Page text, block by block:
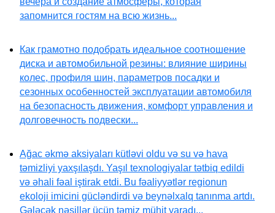
запомнится гостям на всю жизнь...
Как грамотно подобрать идеальное соотношение
диска и автомобильной резины: влияние ширины
колес, профиля шин, параметров посадки и
сезонных особенностей эксплуатации автомобиля
на безопасность движения, комфорт управления и
долговечность подвески...
Ağac əkmə aksiyaları kütləvi oldu və su və hava
təmizliyi yaxşılaşdı. Yaşıl texnologiyalar tətbiq edildi
və əhali fəal iştirak etdi. Bu fəaliyyətlər regionun
ekoloji imicini gücləndirdi və beynəlxalq tanınma artdı.
Gələcək nəsillər üçün təmiz mühit yaradı...